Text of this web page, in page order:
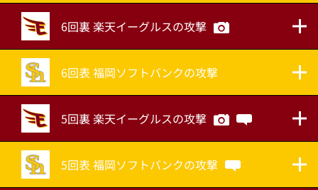
6回裏 楽天イーグルスの攻撃
6回表 福岡ソフトバンクの攻撃
5回裏 楽天イーグルスの攻撃
5回表 福岡ソフトバンクの攻撃